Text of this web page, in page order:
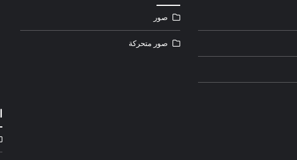
صور
صور متحركة